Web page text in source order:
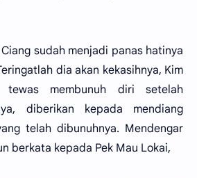
sudah menjadi panas hatinya
dia akan kekasihnya, Kim
membunuh diri setelah
diberikan kepada mendiang
telah dibunuhnya. Mendengar
berkata kepada Pek Mau Lokai,